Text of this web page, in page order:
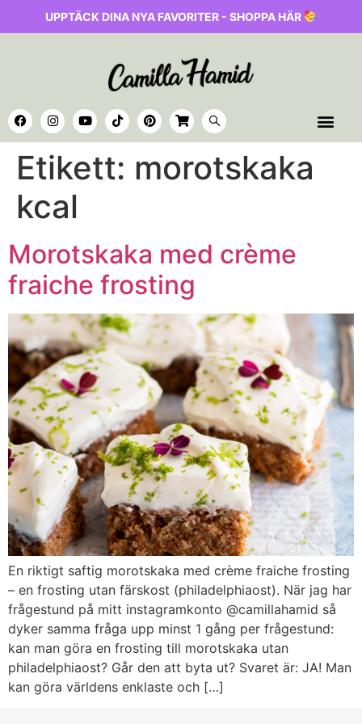
UPPTÄCK DINA NYA FAVORITER - SHOPPA HÄR
Etikett: morotskaka
kcal
Morotskaka med crème
fraiche frosting
En riktigt saftig morotskaka med crème fraiche frosting
– en frosting utan färskost (philadelphiaost). När jag har
frågestund på mitt instagramkonto @camillahamid så
dyker samma fråga upp minst 1 gång per frågestund:
kan man göra en frosting till morotskaka utan
philadelphiaost? Går den att byta ut? Svaret är: JA! Man
kan göra världens enklaste och […]